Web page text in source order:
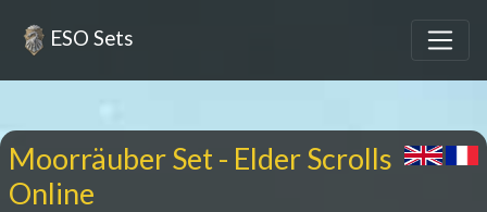
ESO Sets
Moorräuber Set - Elder Scrolls
Online